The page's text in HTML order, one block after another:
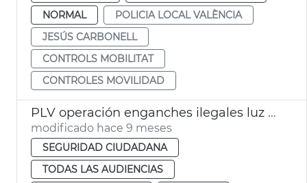
NORMAL
POLICIA LOCAL VALÈNCIA
JESÚS CARBONELL
CONTROLS MOBILITAT
CONTROLES MOVILIDAD
PLV operación enganches ilegales luz Malva-rosa
modificado hace 9 meses
SEGURIDAD CIUDADANA
TODAS LAS AUDIENCIAS